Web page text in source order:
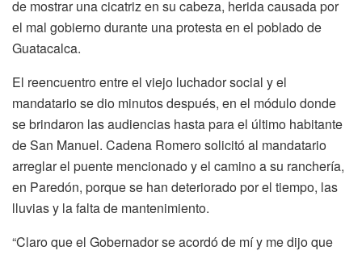
de mostrar una cicatriz en su cabeza, herida causada por
el mal gobierno durante una protesta en el poblado de
Guatacalca.
El reencuentro entre el viejo luchador social y el
mandatario se dio minutos después, en el módulo donde
se brindaron las audiencias hasta para el último habitante
de San Manuel. Cadena Romero solicitó al mandatario
arreglar el puente mencionado y el camino a su ranchería,
en Paredón, porque se han deteriorado por el tiempo, las
lluvias y la falta de mantenimiento.
“Claro que el Gobernador se acordó de mí y me dijo que